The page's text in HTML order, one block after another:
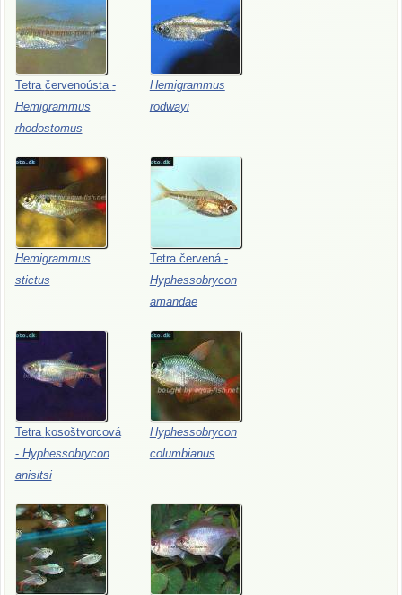
Tetra červenoústa -
Hemigrammus
rhodostomus
Hemigrammus
rodwayi
Hemigrammus
stictus
Tetra červená -
Hyphessobrycon
amandae
Tetra kosoštvorcová
- Hyphessobrycon
anisitsi
Hyphessobrycon
columbianus